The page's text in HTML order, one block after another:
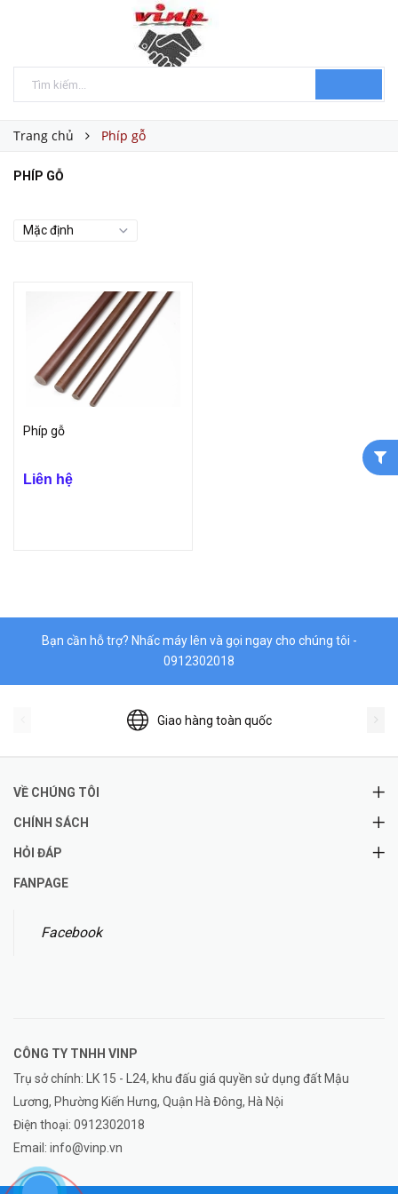
Trang chủ Phíp gỗ
PHÍP GỖ
Phíp gỗ
Liên hệ
Bạn cần hỗ trợ? Nhấc máy lên và gọi ngay cho chúng tôi -
0912302018
Giao hàng toàn quốc
VỀ CHÚNG TÔI
CHÍNH SÁCH
HỎI ĐÁP
FANPAGE
Facebook
CÔNG TY TNHH VINP
Trụ sở chính: LK 15 - L24, khu đấu giá quyền sử dụng đất Mậu
Lương, Phường Kiến Hưng, Quận Hà Đông, Hà Nội
Điện thoại: 0912302018
Email: info@vinp.vn